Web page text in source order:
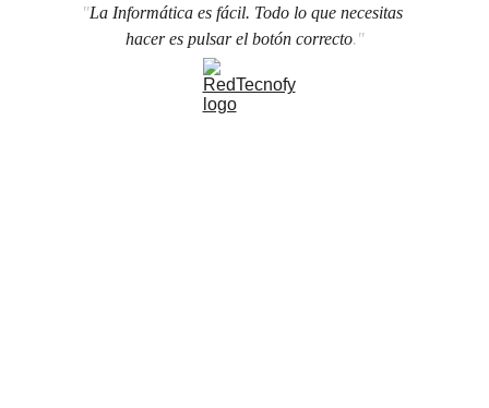
"La Informática es fácil. Todo lo que necesitas
hacer es pulsar el botón correcto."